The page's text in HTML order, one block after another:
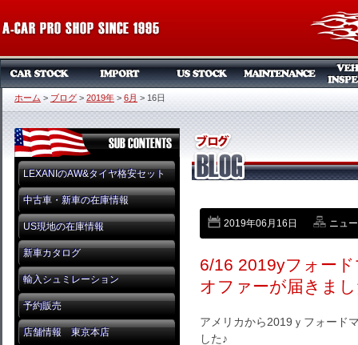
ホーム > ブログ > 2019年 > 6月 > 16日
LEXANIのAW&タイヤ格安セット
中古車・新車の在庫情報
US現地の在庫情報
新車カタログ
輸入シュミレーション
予約販売
店舗情報 東京本店
2019年06月16日 ニュ
6/16 2019yフォー
オファーが届きま
アメリカから2019ｙフォード
した♪